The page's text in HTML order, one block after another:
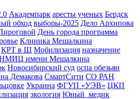
Академпарк аресты ученых Бердск
обход выборы-2025 Дело Архипова
День города программа
Клиника Мешалкина
КРТ в Щ Мобилизация назначение
имени Мешалкина
Новосибирский суд оспа обезьян
Демакова СмартСити СО РАН
Украина ФГУП «УЭВ» ЦКП
экология Юный_медик